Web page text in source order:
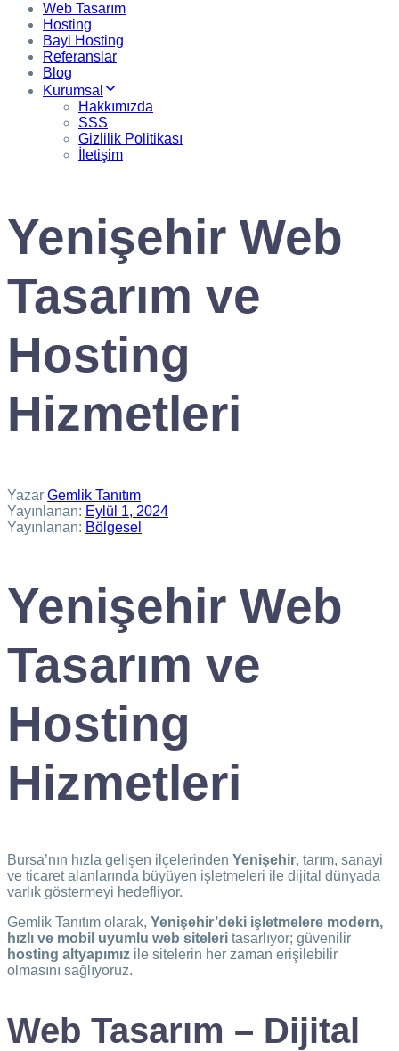
Web Tasarım
Hosting
Bayi Hosting
Referanslar
Blog
Kurumsal
Hakkımızda
SSS
Gizlilik Politikası
İletişim
Yenişehir Web
Tasarım ve
Hosting
Hizmetleri
Yazar Gemlik Tanıtım
Yayınlanan: Eylül 1, 2024
Yayınlanan: Bölgesel
Yenişehir Web
Tasarım ve
Hosting
Hizmetleri
Bursa’nın hızla gelişen ilçelerinden Yenişehir, tarım, sanayi
ve ticaret alanlarında büyüyen işletmeleri ile dijital dünyada
varlık göstermeyi hedefliyor.
Gemlik Tanıtım olarak, Yenişehir’deki işletmelere modern,
hızlı ve mobil uyumlu web siteleri tasarlıyor; güvenilir
hosting altyapımız ile sitelerin her zaman erişilebilir
olmasını sağlıyoruz.
Web Tasarım – Dijital